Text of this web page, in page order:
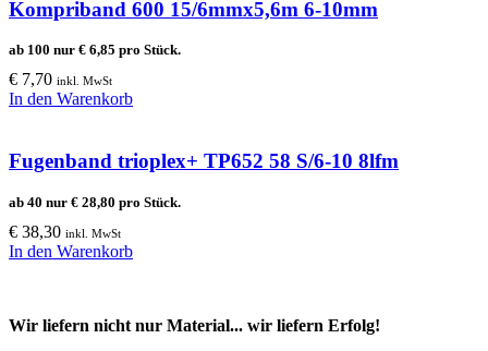
Kompriband 600 15/6mmx5,6m 6-10mm
ab 100 nur € 6,85 pro Stück.
€ 7,70 inkl. MwSt
In den Warenkorb
Fugenband trioplex+ TP652 58 S/6-10 8lfm
ab 40 nur € 28,80 pro Stück.
€ 38,30 inkl. MwSt
In den Warenkorb
Wir liefern nicht nur Material... wir liefern Erfolg!